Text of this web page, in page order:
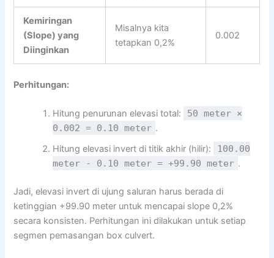
Kemiringan
(Slope) yang
Diinginkan
Misalnya kita
tetapkan 0,2%
0.002
Perhitungan:
Hitung penurunan elevasi total:
50 meter ×
0.002 = 0.10 meter .
Hitung elevasi invert di titik akhir (hilir):
100.00
meter - 0.10 meter = +99.90 meter .
Jadi, elevasi invert di ujung saluran harus berada di
ketinggian +99.90 meter untuk mencapai slope 0,2%
secara konsisten. Perhitungan ini dilakukan untuk setiap
segmen pemasangan box culvert.